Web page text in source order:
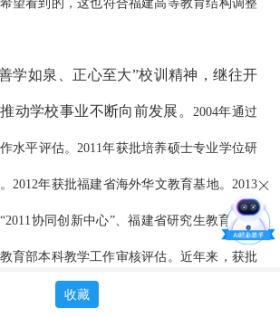
望看到的，这也符合福建高等教育结构调整
学如泉、正心至大”校训精神，继往开
动学校事业不断向前发展。 2004年通过
水平评估。2011年获批培养硕士专业学位研
2012年获批福建省海外华文教育基地。2013
协同创新中心”、福建省研究生教育创新
育部本科教学工作审核评估。近年来，获批
设高校（A类）、
收藏